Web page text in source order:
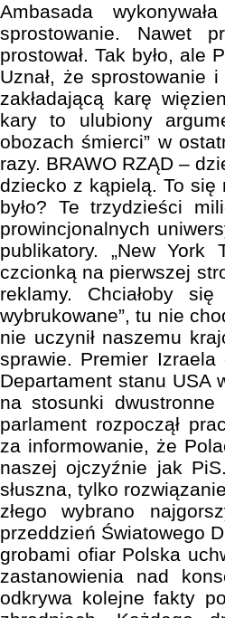
Ambasada
sprostowanie. Nawet
prostował. Tak było, ale
Uznał, że sprostowanie
zakładającą karę
kary to ulubiony
obozach śmierci” w
razy. BRAWO RZĄD –
dziecko z kąpielą. To się
było? Te trzydzieści
prowincjonalnych
publikatory. „New York
czcionką na pierwszej
reklamy. Chciałoby
wybrukowane”, tu nie
nie uczynił naszemu
sprawie. Premier Izraela
Departament stanu USA
na stosunki
parlament rozpoczął
za informowanie, że
naszej ojczyźnie jak
słuszna, tylko
złego wybrano
przeddzień Światowego
grobami ofiar Polska
zastanowienia nad
odkrywa kolejne fakty